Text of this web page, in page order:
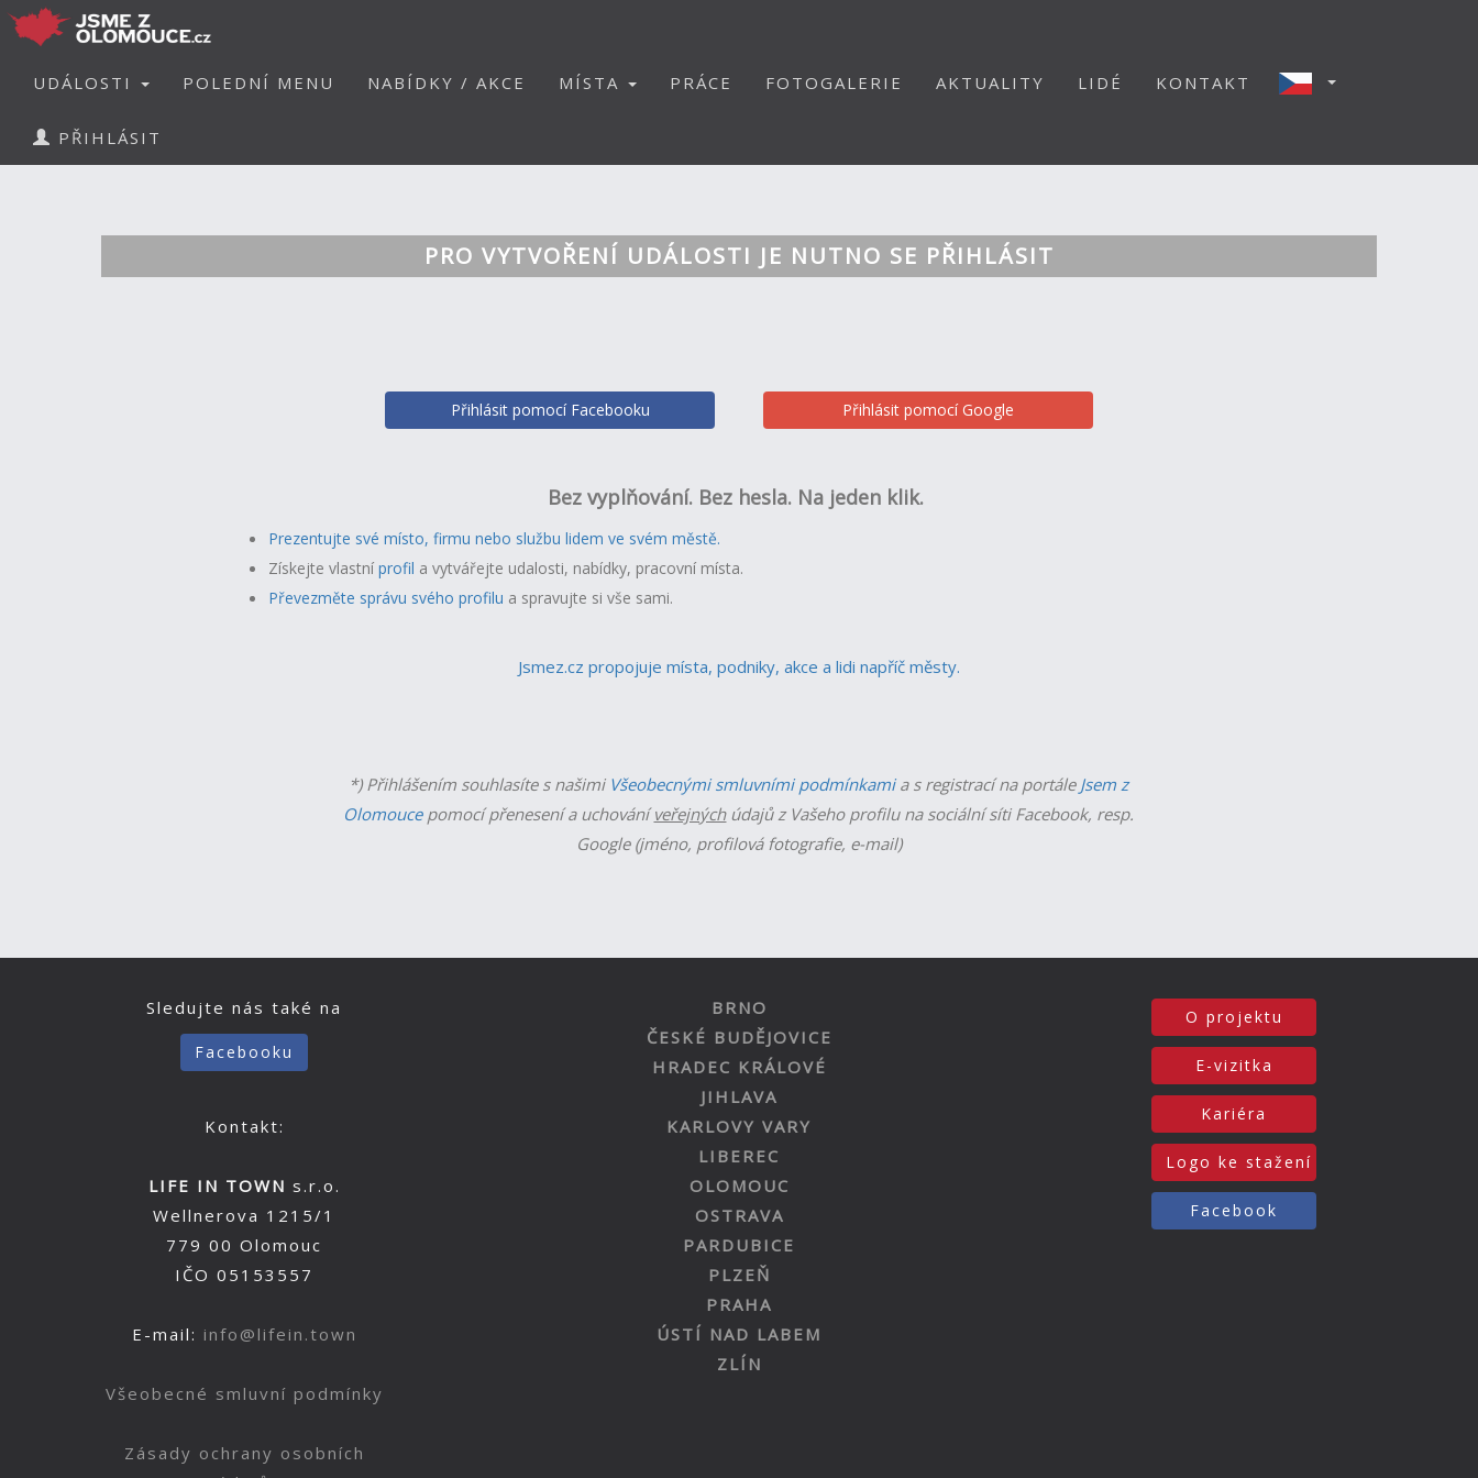
UDÁLOSTI POLEDNÍ MENU NABÍDKY / AKCE MÍSTA PRÁCE FOTOGALERIE AKTUALITY LIDÉ KONTAKT
PŘIHLÁSIT
PRO VYTVOŘENÍ UDÁLOSTI JE NUTNO SE PŘIHLÁSIT
Přihlásit pomocí Facebooku Přihlásit pomocí Google
Bez vyplňování. Bez hesla. Na jeden klik.
Prezentujte své místo, firmu nebo službu lidem ve svém městě.
Získejte vlastní profil a vytvářejte udalosti, nabídky, pracovní místa.
Převezměte správu svého profilu a spravujte si vše sami.
Jsmez.cz propojuje místa, podniky, akce a lidi napříč městy.
*) Přihlášením souhlasíte s našimi Všeobecnými smluvními podmínkamia s registrací na portále Jsem z
Olomoucepomocí přenesení a uchováníveřejnýchúdajů z Vašeho profilu na sociální síti Facebook, resp.
Google (jméno, profilová fotografie, e-mail)
Sledujte nás také na
Facebooku
Kontakt:
LIFE IN TOWN s.r.o.
Wellnerova 1215/1
779 00 Olomouc
IČO 05153557
E-mail: info@lifein.town
Všeobecné smluvní podmínky
Zásady ochrany osobních
BRNO
ČESKÉ BUDĚJOVICE
HRADEC KRÁLOVÉ
JIHLAVA
KARLOVY VARY
LIBEREC
OLOMOUC
OSTRAVA
PARDUBICE
PLZEŇ
PRAHA
ÚSTÍ NAD LABEM
ZLÍN
O projektu
E-vizitka
Kariéra
Logo ke stažení
Facebook